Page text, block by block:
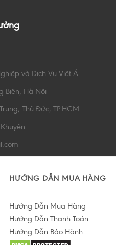
và Dịch Vụ Việt Á
Biên, Hà Nội
Thủ Đức, TP.HCM
HƯỚNG DẪN MUA HÀNG
Hướng Dẫn Mua Hàng
Hướng Dẫn Thanh Toán
Hướng Dẫn Bảo Hành